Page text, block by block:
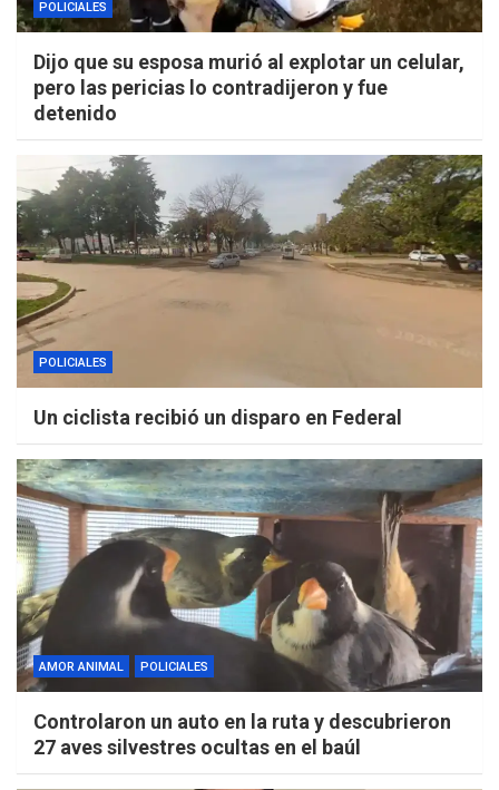
POLICIALES
Dijo que su esposa murió al explotar un celular,
pero las pericias lo contradijeron y fue
detenido
POLICIALES
Un ciclista recibió un disparo en Federal
AMOR ANIMAL POLICIALES
Controlaron un auto en la ruta y descubrieron
27 aves silvestres ocultas en el baúl